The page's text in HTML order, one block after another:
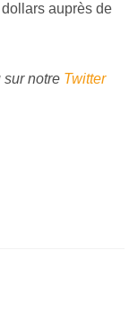
auprès de
sur notre Twitter